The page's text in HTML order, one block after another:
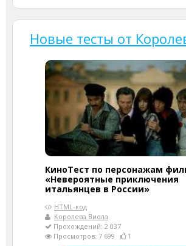
Новые тесты от
КиноТест по персонажам
«Невероятные приключения
итальянцев в России»
HTML-код
Королева Виола
Прохождений: 2 037
Просмотров: 7 699
1